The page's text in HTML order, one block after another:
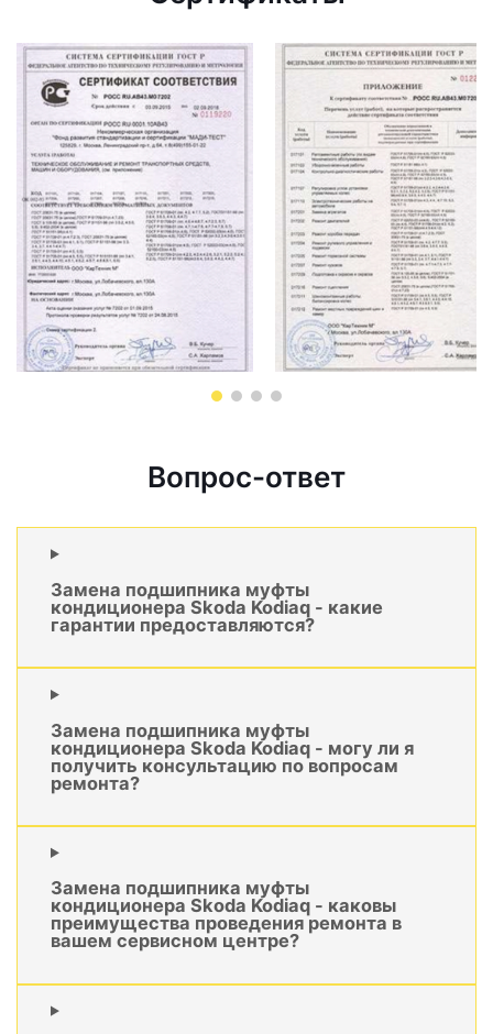
Вопрос-ответ
Замена подшипника муфты
кондиционера Skoda Kodiaq - какие
гарантии предоставляются?
Замена подшипника муфты
кондиционера Skoda Kodiaq - могу ли я
получить консультацию по вопросам
ремонта?
Замена подшипника муфты
кондиционера Skoda Kodiaq - каковы
преимущества проведения ремонта в
вашем сервисном центре?